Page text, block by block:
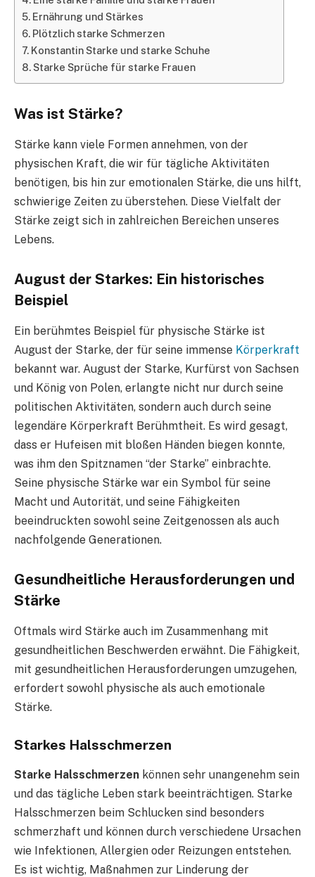
Ernährung und Stärkes
Plötzlich starke Schmerzen
Konstantin Starke und starke Schuhe
Starke Sprüche für starke Frauen
Was ist Stärke?
Stärke kann viele Formen annehmen, von der
physischen Kraft, die wir für tägliche Aktivitäten
benötigen, bis hin zur emotionalen Stärke, die uns hilft,
schwierige Zeiten zu überstehen. Diese Vielfalt der
Stärke zeigt sich in zahlreichen Bereichen unseres
Lebens.
August der Starkes: Ein historisches
Beispiel
Ein berühmtes Beispiel für physische Stärke ist
August der Starke, der für seine immense Körperkraft
bekannt war. August der Starke, Kurfürst von Sachsen
und König von Polen, erlangte nicht nur durch seine
politischen Aktivitäten, sondern auch durch seine
legendäre Körperkraft Berühmtheit. Es wird gesagt,
dass er Hufeisen mit bloßen Händen biegen konnte,
was ihm den Spitznamen “der Starke” einbrachte.
Seine physische Stärke war ein Symbol für seine
Macht und Autorität, und seine Fähigkeiten
beeindruckten sowohl seine Zeitgenossen als auch
nachfolgende Generationen.
Gesundheitliche Herausforderungen und
Stärke
Oftmals wird Stärke auch im Zusammenhang mit
gesundheitlichen Beschwerden erwähnt. Die Fähigkeit,
mit gesundheitlichen Herausforderungen umzugehen,
erfordert sowohl physische als auch emotionale
Stärke.
Starkes Halsschmerzen
Starke Halsschmerzen können sehr unangenehm sein
und das tägliche Leben stark beeinträchtigen. Starke
Halsschmerzen beim Schlucken sind besonders
schmerzhaft und können durch verschiedene Ursachen
wie Infektionen, Allergien oder Reizungen entstehen.
Es ist wichtig, Maßnahmen zur Linderung der